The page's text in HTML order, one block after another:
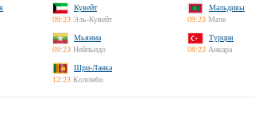
Кувейт
09:23 Эль-Кувейт
Мальдивы
09:23 Мале
Мьянма
09:23 Нейпьидо
Турция
08:23 Анкара
Шри-Ланка
12:23 Коломбо